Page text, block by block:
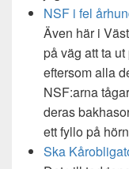
NSF i fel
Även här i
på väg att ta
eftersom alla
NSF:arna
deras
ett fyllo på
Ska